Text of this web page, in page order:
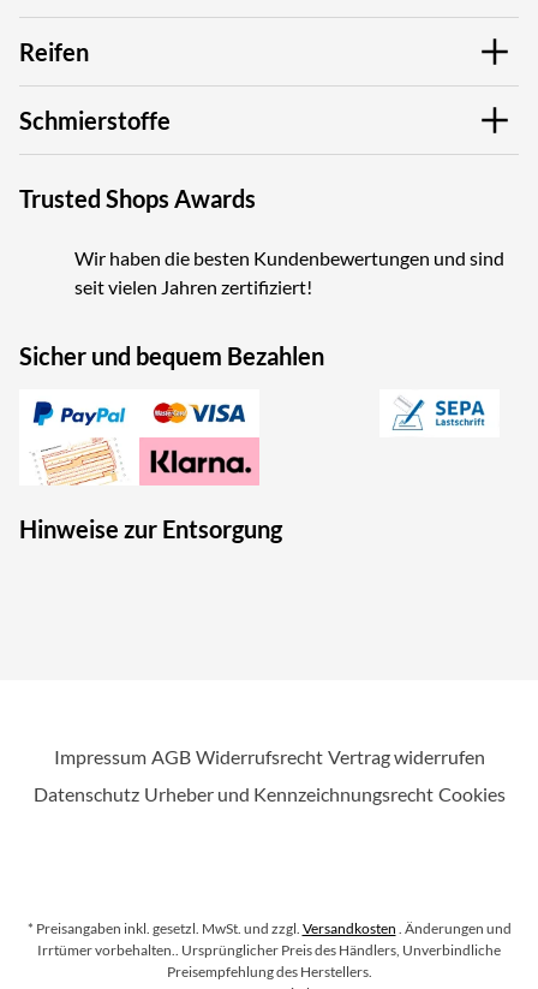
Reifen
Schmierstoffe
Trusted Shops Awards
Wir haben die besten Kundenbewertungen und sind
seit vielen Jahren zertifiziert!
Sicher und bequem Bezahlen
Hinweise zur Entsorgung
Impressum AGB Widerrufsrecht Vertrag widerrufen
Datenschutz Urheber und Kennzeichnungsrecht Cookies
* Preisangaben inkl. gesetzl. MwSt. und zzgl. Versandkosten . Änderungen und
Irrtümer vorbehalten.
. Ursprünglicher Preis des Händlers, Unverbindliche
Preisempfehlung des Herstellers.